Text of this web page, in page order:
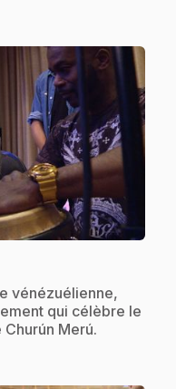
vénézuélienne,
qui célèbre le
Merú.